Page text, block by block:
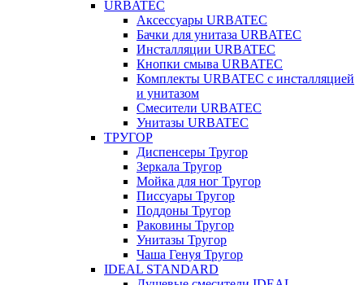
URBATEC
Аксессуары URBATEC
Бачки для унитаза URBATEC
Инсталляции URBATEC
Кнопки смыва URBATEC
Комплекты URBATEC с инсталляцией
и унитазом
Смесители URBATEC
Унитазы URBATEC
ТРУГОР
Диспенсеры Тругор
Зеркала Тругор
Мойка для ног Тругор
Писсуары Тругор
Поддоны Тругор
Раковины Тругор
Унитазы Тругор
Чаша Генуя Тругор
IDEAL STANDARD